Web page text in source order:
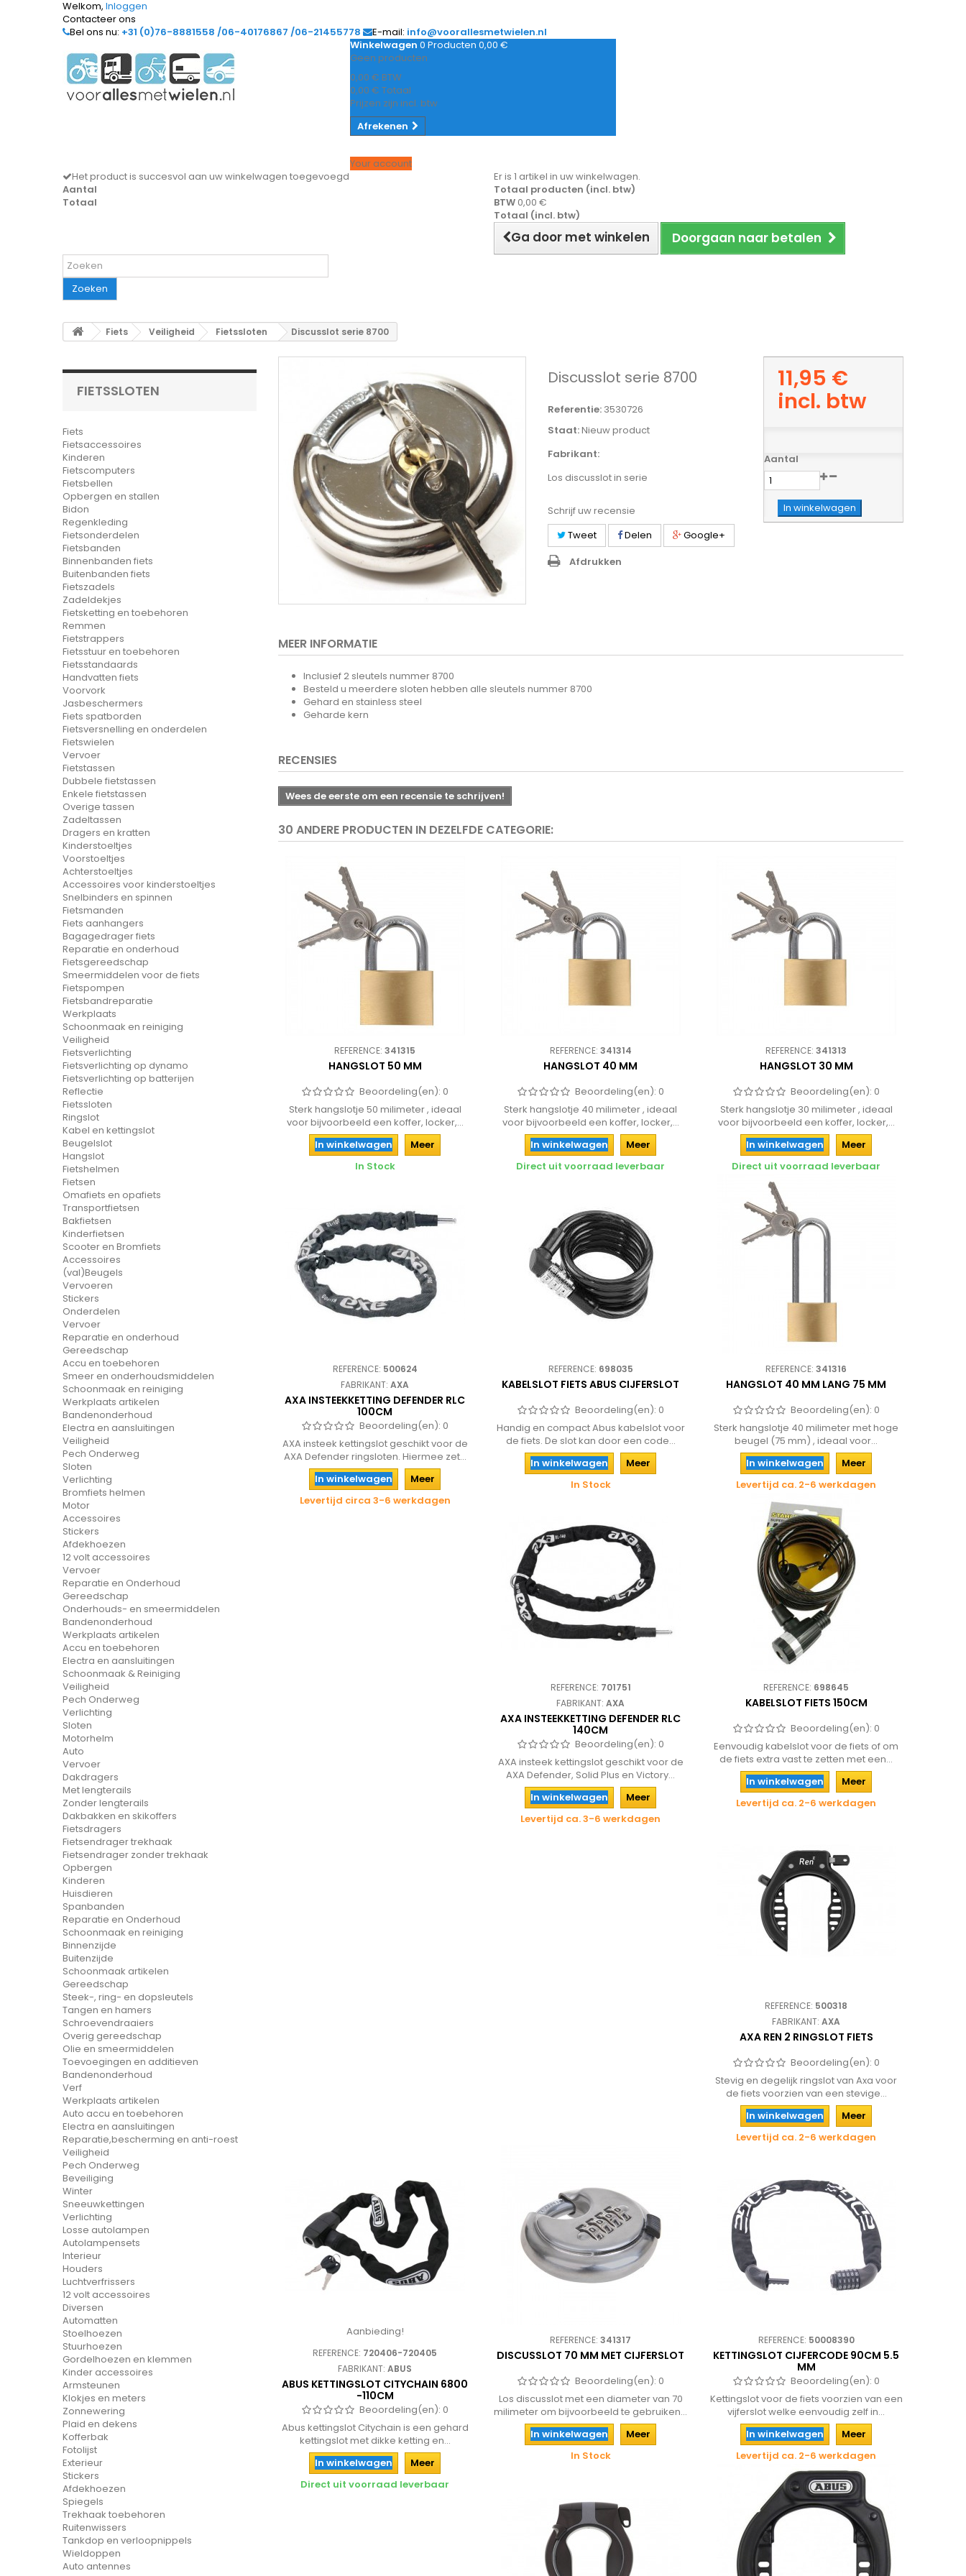
Welkom, Inloggen
Contacteer ons
Bel ons nu: +31 (0)76-8881558 /06-40176867 /06-21455778 E-mail: info@voorallesmetwielen.nl
Winkelwagen 0 Producten 0,00 €
Geen producten
0,00 € BTW
0,00 € Totaal
Prijzen zijn incl. btw
Afrekenen
Your account
Het product is succesvol aan uw winkelwagen toegevoegd
Aantal
Totaal
Er is 1 artikel in uw winkelwagen.
Totaal producten (incl. btw)
BTW 0,00 €
Totaal (incl. btw)
Ga door met winkelen Doorgaan naar betalen
Zoeken
Fiets Veiligheid Fietssloten Discusslot serie 8700
FIETSSLOTEN
Fiets
Fietsaccessoires
Kinderen
Fietscomputers
Fietsbellen
Opbergen en stallen
Bidon
Regenkleding
Fietsonderdelen
Fietsbanden
Binnenbanden fiets
Buitenbanden fiets
Fietszadels
Zadeldekjes
Fietsketting en toebehoren
Remmen
Fietstrappers
Fietsstuur en toebehoren
Fietsstandaards
Handvatten fiets
Voorvork
Jasbeschermers
Fiets spatborden
Fietsversnelling en onderdelen
Fietswielen
Vervoer
Fietstassen
Dubbele fietstassen
Enkele fietstassen
Overige tassen
Zadeltassen
Dragers en kratten
Kinderstoeltjes
Voorstoeltjes
Achterstoeltjes
Accessoires voor kinderstoeltjes
Snelbinders en spinnen
Fietsmanden
Fiets aanhangers
Bagagedrager fiets
Reparatie en onderhoud
Fietsgereedschap
Smeermiddelen voor de fiets
Fietspompen
Fietsbandreparatie
Werkplaats
Schoonmaak en reiniging
Veiligheid
Fietsverlichting
Fietsverlichting op dynamo
Fietsverlichting op batterijen
Reflectie
Fietssloten
Ringslot
Kabel en kettingslot
Beugelslot
Hangslot
Fietshelmen
Fietsen
Omafiets en opafiets
Transportfietsen
Bakfietsen
Kinderfietsen
Scooter en Bromfiets
Accessoires
(val)Beugels
Vervoeren
Stickers
Onderdelen
Vervoer
Reparatie en onderhoud
Gereedschap
Accu en toebehoren
Smeer en onderhoudsmiddelen
Schoonmaak en reiniging
Werkplaats artikelen
Bandenonderhoud
Electra en aansluitingen
Veiligheid
Pech Onderweg
Sloten
Verlichting
Bromfiets helmen
Motor
Accessoires
Stickers
Afdekhoezen
12 volt accessoires
Vervoer
Reparatie en Onderhoud
Gereedschap
Onderhouds- en smeermiddelen
Bandenonderhoud
Werkplaats artikelen
Accu en toebehoren
Electra en aansluitingen
Schoonmaak & Reiniging
Veiligheid
Pech Onderweg
Verlichting
Sloten
Motorhelm
Auto
Vervoer
Dakdragers
Met lengterails
Zonder lengterails
Dakbakken en skikoffers
Fietsdragers
Fietsendrager trekhaak
Fietsendrager zonder trekhaak
Opbergen
Kinderen
Huisdieren
Spanbanden
Reparatie en Onderhoud
Schoonmaak en reiniging
Binnenzijde
Buitenzijde
Schoonmaak artikelen
Gereedschap
Steek-, ring- en dopsleutels
Tangen en hamers
Schroevendraaiers
Overig gereedschap
Olie en smeermiddelen
Toevoegingen en additieven
Bandenonderhoud
Verf
Werkplaats artikelen
Auto accu en toebehoren
Electra en aansluitingen
Reparatie,bescherming en anti-roest
Veiligheid
Pech Onderweg
Beveiliging
Winter
Sneeuwkettingen
Verlichting
Losse autolampen
Autolampensets
Interieur
Houders
Luchtverfrissers
12 volt accessoires
Diversen
Automatten
Stoelhoezen
Stuurhoezen
Gordelhoezen en klemmen
Kinder accessoires
Armsteunen
Klokjes en meters
Zonnewering
Plaid en dekens
Kofferbak
Fotolijst
Exterieur
Stickers
Afdekhoezen
Spiegels
Trekhaak toebehoren
Ruitenwissers
Tankdop en verloopnippels
Wieldoppen
Auto antennes
Discusslot serie 8700
Referentie: 3530726
Staat:Nieuw product
Fabrikant:
Los discusslot in serie
Schrijf uw recensie
Tweet
Delen
Google+
Afdrukken
11,95 €
incl. btw
Aantal
In winkelwagen
MEER INFORMATIE
Inclusief 2 sleutels nummer 8700
Besteld u meerdere sloten hebben alle sleutels nummer 8700
Gehard en stainless steel
Geharde kern
RECENSIES
Wees de eerste om een recensie te schrijven!
30 ANDERE PRODUCTEN IN DEZELFDE CATEGORIE:
REFERENCE:341315
HANGSLOT 50 MM
Beoordeling(en): 0
Sterk hangslotje 50 milimeter , ideaal
voor bijvoorbeeld een koffer, locker,...
In winkelwagen
Meer
In Stock
REFERENCE: 341314
HANGSLOT 40 MM
Beoordeling(en): 0
Sterk hangslotje 40 milimeter , ideaal
voor bijvoorbeeld een koffer, locker,...
In winkelwagen
Meer
Direct uit voorraad leverbaar
REFERENCE:341313
HANGSLOT 30 MM
Beoordeling(en): 0
Sterk hangslotje 30 milimeter , ideaal
voor bijvoorbeeld een koffer, locker,...
In winkelwagen
Meer
Direct uit voorraad leverbaar
REFERENCE: 500624
FABRIKANT:AXA
AXA INSTEEKKETTING DEFENDER RLC
100CM
Beoordeling(en): 0
AXA insteek kettingslot geschikt voor de
AXA Defender ringsloten. Hiermee zet...
In winkelwagen
Meer
Levertijd circa 3-6 werkdagen
REFERENCE: 698035
KABELSLOT FIETS ABUS CIJFERSLOT
Beoordeling(en): 0
Handig en compact Abus kabelslot voor
de fiets. De slot kan door een code...
In winkelwagen
Meer
In Stock
REFERENCE:341316
HANGSLOT 40 MM LANG 75 MM
Beoordeling(en): 0
Sterk hangslotje 40 milimeter met hoge
beugel (75 mm) , ideaal voor...
In winkelwagen
Meer
Levertijd ca. 2-6 werkdagen
REFERENCE: 701751
FABRIKANT:AXA
AXA INSTEEKKETTING DEFENDER RLC
140CM
Beoordeling(en): 0
AXA insteek kettingslot geschikt voor de
AXA Defender, Solid Plus en Victory...
In winkelwagen
Meer
Levertijd ca. 3-6 werkdagen
REFERENCE: 698645
KABELSLOT FIETS 150CM
Beoordeling(en): 0
Eenvoudig kabelslot voor de fiets of om
de fiets extra vast te zetten met een...
In winkelwagen
Meer
Levertijd ca. 2-6 werkdagen
REFERENCE: 500318
FABRIKANT:AXA
AXA REN 2 RINGSLOT FIETS
Beoordeling(en): 0
Stevig en degelijk ringslot van Axa voor
de fiets voorzien van een stevige...
In winkelwagen
Meer
Levertijd ca. 2-6 werkdagen
Aanbieding!
REFERENCE: 720406-720405
FABRIKANT:ABUS
ABUS KETTINGSLOT CITYCHAIN 6800
-110CM
Beoordeling(en): 0
Abus kettingslot Citychain is een gehard
kettingslot met dikke ketting en...
In winkelwagen
Meer
Direct uit voorraad leverbaar
REFERENCE:341317
DISCUSSLOT 70 MM MET CIJFERSLOT
Beoordeling(en): 0
Los discusslot met een diameter van 70
milimeter om bijvoorbeeld te gebruiken...
In winkelwagen
Meer
In Stock
REFERENCE: 50008390
KETTINGSLOT CIJFERCODE 90CM 5.5
MM
Beoordeling(en): 0
Kettingslot voor de fiets voorzien van een
vijferslot welke eenvoudig zelf in...
In winkelwagen
Meer
Levertijd ca. 2-6 werkdagen